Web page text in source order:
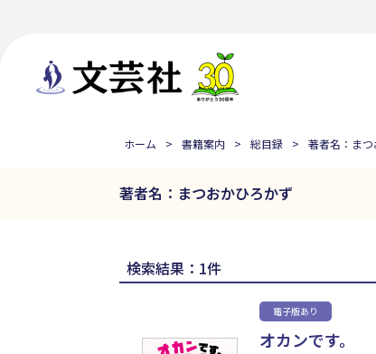
ホーム 書籍案内 総目録 著者名：ま
著者名：まつおかひろかず
検索結果：1件
電子版あり
オカンです。